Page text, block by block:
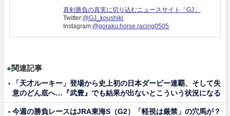
真剣勝負の真実に切り込むニュースサイト「GJ」
Twitter:@GJ_koushiki
Instagram:@goraku.horse.racing0505
●関連記事
「天才ルーキー」登場から史上初の日本ダービー連覇、そして失
意のどん底へ…『武豊』でも結果が出ないとこういう状況になる
今週の勝負レースはJRA東海S（G2）「軽視は厳禁」の穴馬が？